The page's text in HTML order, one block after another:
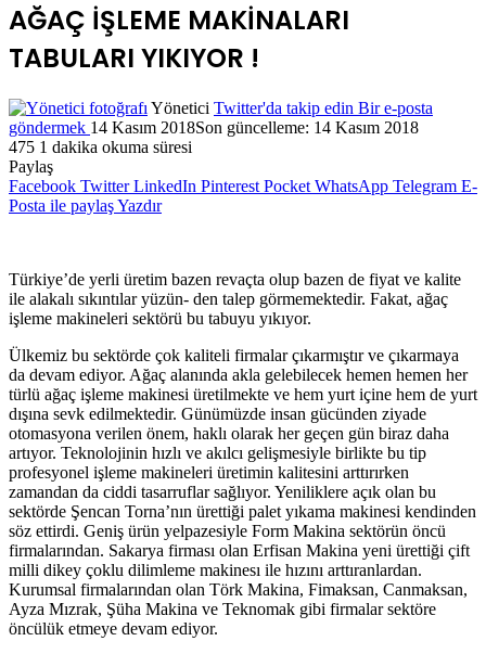
AĞAÇ İŞLEME MAKİNALARI
TABULARI YIKIYOR !
Yönetici Twitter'da takip edin Bir e-posta
göndermek 14 Kasım 2018Son güncelleme: 14 Kasım 2018
475 1 dakika okuma süresi
Paylaş
Facebook Twitter LinkedIn Pinterest Pocket WhatsApp Telegram E-
Posta ile paylaşYazdır
Türkiye’de yerli üretim bazen revaçta olup bazen de fiyat ve kalite
ile alakalı sıkıntılar yüzün- den talep görmemektedir. Fakat, ağaç
işleme makineleri sektörü bu tabuyu yıkıyor.
Ülkemiz bu sektörde çok kaliteli firmalar çıkarmıştır ve çıkarmaya
da devam ediyor. Ağaç alanında akla gelebilecek hemen hemen her
türlü ağaç işleme makinesi üretilmekte ve hem yurt içine hem de yurt
dışına sevk edilmektedir. Günümüzde insan gücünden ziyade
otomasyona verilen önem, haklı olarak her geçen gün biraz daha
artıyor. Teknolojinin hızlı ve akılcı gelişmesiyle birlikte bu tip
profesyonel işleme makineleri üretimin kalitesini arttırırken
zamandan da ciddi tasarruflar sağlıyor. Yeniliklere açık olan bu
sektörde Şencan Torna’nın ürettiği palet yıkama makinesi kendinden
söz ettirdi. Geniş ürün yelpazesiyle Form Makina sektörün öncü
firmalarından. Sakarya firması olan Erfisan Makina yeni ürettiği çift
milli dikey çoklu dilimleme makinesı ile hızını arttıranlardan.
Kurumsal firmalarından olan Törk Makina, Fimaksan, Canmaksan,
Ayza Mızrak, Şüha Makina ve Teknomak gibi firmalar sektöre
öncülük etmeye devam ediyor.